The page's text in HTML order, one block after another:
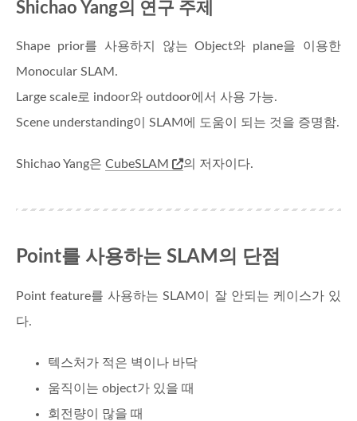
Shichao Yang의 연구 주제
Shape prior를 사용하지 않는 Object와 plane을 이용한
Monocular SLAM.
Large scale로 indoor와 outdoor에서 사용 가능.
Scene understanding이 SLAM에 도움이 되는 것을 증명함.
Shichao Yang은 CubeSLAM 의 저자이다.
Point를 사용하는 SLAM의 단점
Point feature를 사용하는 SLAM이 잘 안되는 케이스가 있
다.
텍스처가 적은 벽이나 바닥
움직이는 object가 있을 때
회전량이 많을 때